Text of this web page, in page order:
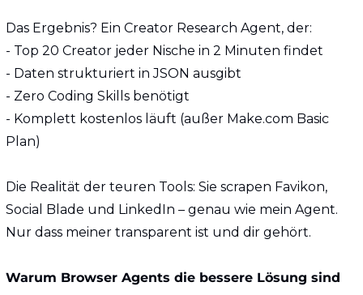
Das Ergebnis? Ein Creator Research Agent, der:
- Top 20 Creator jeder Nische in 2 Minuten findet
- Daten strukturiert in JSON ausgibt
- Zero Coding Skills benötigt
- Komplett kostenlos läuft (außer Make.com Basic
Plan)
Die Realität der teuren Tools: Sie scrapen Favikon,
Social Blade und LinkedIn – genau wie mein Agent.
Nur dass meiner transparent ist und dir gehört.
Warum Browser Agents die bessere Lösung sind